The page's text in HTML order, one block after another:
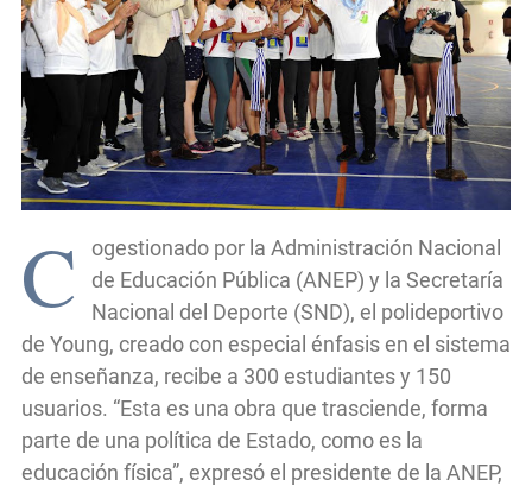
C
ogestionado por la Administración Nacional
de Educación Pública (ANEP) y la Secretaría
Nacional del Deporte (SND), el polideportivo
de Young, creado con especial énfasis en el sistema
de enseñanza, recibe a 300 estudiantes y 150
usuarios. “Esta es una obra que trasciende, forma
parte de una política de Estado, como es la
educación física”, expresó el presidente de la ANEP,